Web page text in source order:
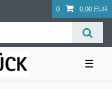
0 0,00 EUR
☰